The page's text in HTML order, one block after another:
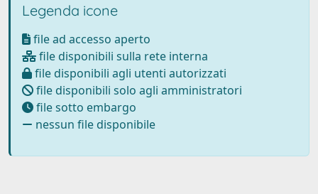
Legenda icone
file ad accesso aperto
file disponibili sulla rete interna
file disponibili agli utenti autorizzati
file disponibili solo agli amministratori
file sotto embargo
nessun file disponibile